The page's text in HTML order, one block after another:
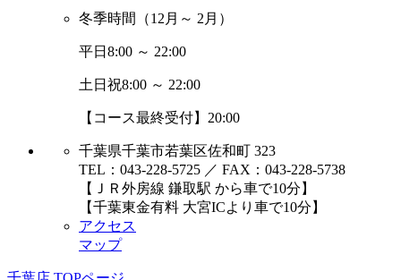
冬季時間 （12月～ 2月）
平日 8:00 ～ 22:00
土日祝8:00 ～ 22:00
【コース最終受付】20:00
千葉県千葉市若葉区佐和町 323
TEL：043-228-5725 ／ FAX：043-228-5738
【ＪＲ外房線 鎌取駅 から車で10分】
【千葉東金有料 大宮ICより車で10分】
アクセス
マップ